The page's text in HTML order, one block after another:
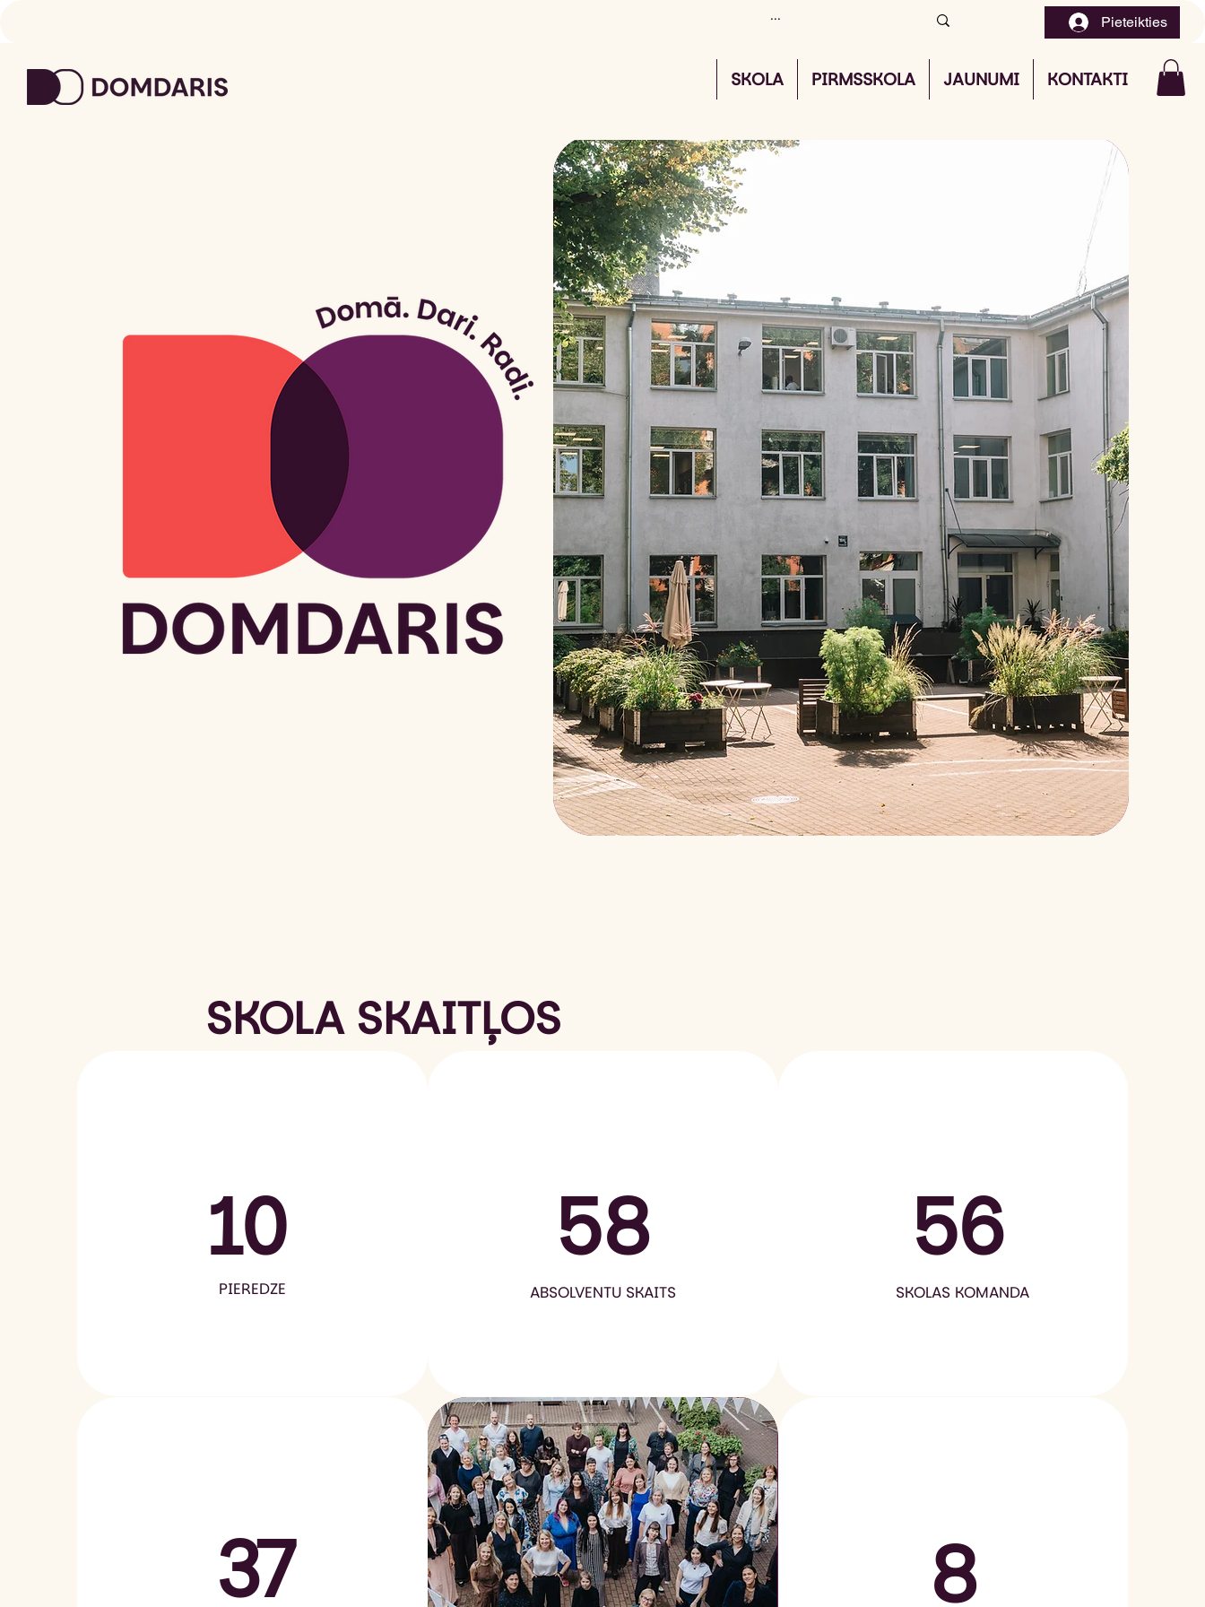
SKOLA PIRMSSKOLA JAUNUMI KONTAKTI
Pieteikties
SKOLA SKAITĻOS
10
PIEREDZE
58
ABSOLVENTU SKAITS
56
SKOLAS KOMANDA
37 8